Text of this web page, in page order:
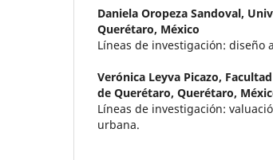
Daniela Oropeza Sandoval,
Querétaro, México
Líneas de investigación: diseño
Verónica Leyva Picazo,
de Querétaro, Querétaro,
Líneas de investigación:
urbana.